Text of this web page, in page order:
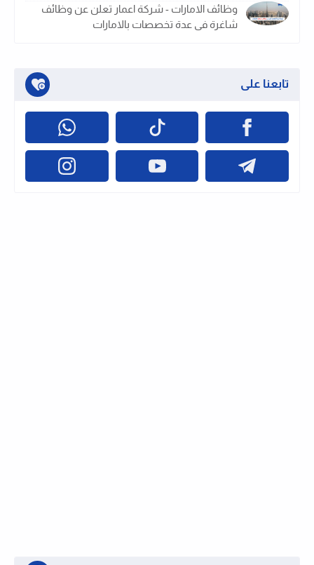
وظائف الامارات - شركة اعمار تعلن عن وظائف
شاغرة فى عدة تخصصات بالامارات
تابعنا على